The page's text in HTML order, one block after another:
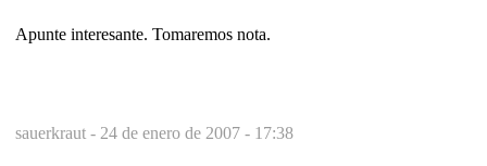
Apunte interesante. Tomaremos nota.
sauerkraut - 24 de enero de 2007 - 17:38